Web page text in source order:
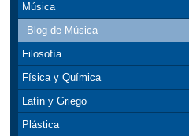
Música
Blog de Música
Filosofía
Física y Química
Latín y Griego
Plástica